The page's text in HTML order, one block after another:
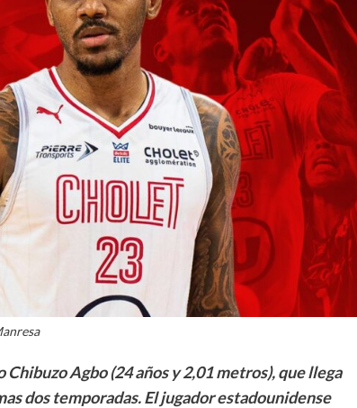
Agbo (24 años y 2,01 metros), que llega
dos temporadas. El jugador estadounidense
La entrevista bTactic
La entrevista bTactic
mayo 7, 2026
Nos hacemos mayores. Vamos creciendo. Tanto así
sus cambios. Cambio que...
Leer más